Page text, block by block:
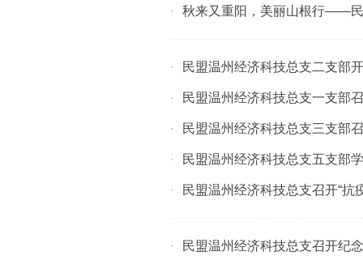
· 秋来又重阳，美丽山根行——民
· 民盟温州经济科技总支二支部
· 民盟温州经济科技总支一支部
· 民盟温州经济科技总支三支部
· 民盟温州经济科技总支五支部
· 民盟温州经济科技总支召开“
· 民盟温州经济科技总支召开纪